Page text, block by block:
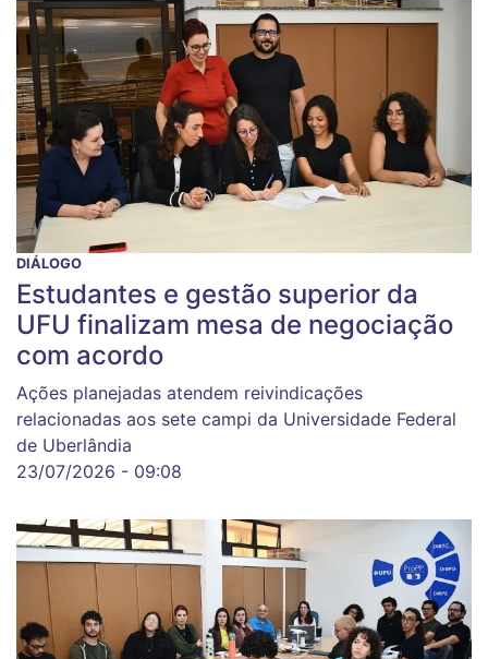
DIÁLOGO
Estudantes e gestão superior da
UFU finalizam mesa de negociação
com acordo
Ações planejadas atendem reivindicações
relacionadas aos sete campi da Universidade Federal
de Uberlândia
23/07/2026 - 09:08